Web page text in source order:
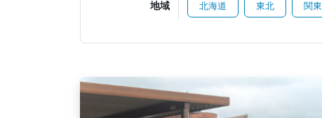
地域 北海道 東北 関東